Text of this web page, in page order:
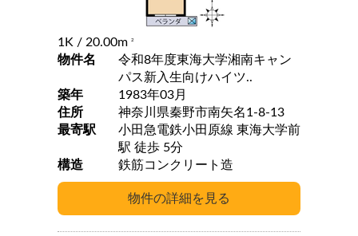
1K / 20.00m 2
物件名
令和8年度東海大学湘南キャン
パス新入生向けハイツ..
築年
1983年03月
住所
神奈川県秦野市南矢名1-8-13
最寄駅
小田急電鉄小田原線 東海大学前
駅 徒歩 5分
構造
鉄筋コンクリート造